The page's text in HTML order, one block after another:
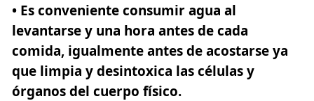
• Es conveniente consumir agua al
levantarse y una hora antes de cada
comida, igualmente antes de acostarse ya
que limpia y desintoxica las células y
órganos del cuerpo físico.